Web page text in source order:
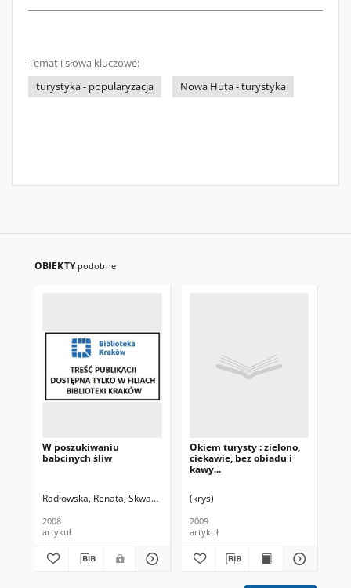
Temat i słowa kluczowe:
turystyka - popularyzacja
Nowa Huta - turystyka
OBIEKTY podobne
W poszukiwaniu
babcinych śliw
Radłowska, Renata Skwarczek, Mateusz. Fot.
2008
artykuł
Okiem turysty : zielono,
ciekawie, bez obiadu i
kawy...
(krys)
2009
artykuł